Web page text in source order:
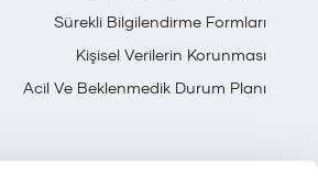
Sürekli Bilgilendirme Formları
Kişisel Verilerin Korunması
Acil Ve Beklenmedik Durum Planı